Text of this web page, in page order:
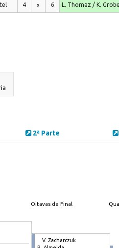
4 x 6 L. Thomaz / K.
2ª Parte
Oitavas de Final
V. Zacharczuk